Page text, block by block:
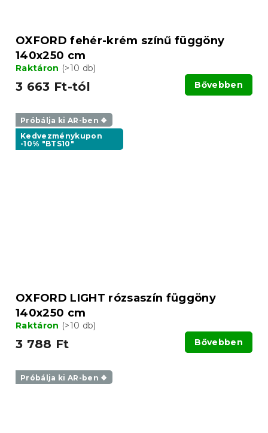
OXFORD fehér-krém színű függöny
140x250 cm
Raktáron (>10 db)
3 663 Ft-tól Bővebben
Próbálja ki AR-ben ❖
Kedvezménykupon
-10% "BTS10"
OXFORD LIGHT rózsaszín függöny
140x250 cm
Raktáron (>10 db)
3 788 Ft Bővebben
Próbálja ki AR-ben ❖